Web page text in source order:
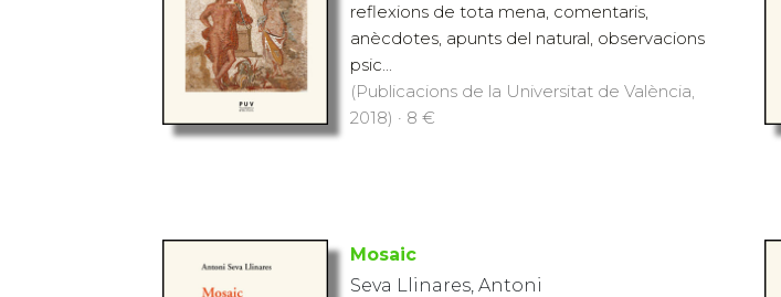
reflexions de tota mena, comentaris,
anècdotes, apunts del natural, observacions
psic...
(Publicacions de la Universitat de València,
2018) · 8 €
Mosaic
Seva Llinares, Antoni